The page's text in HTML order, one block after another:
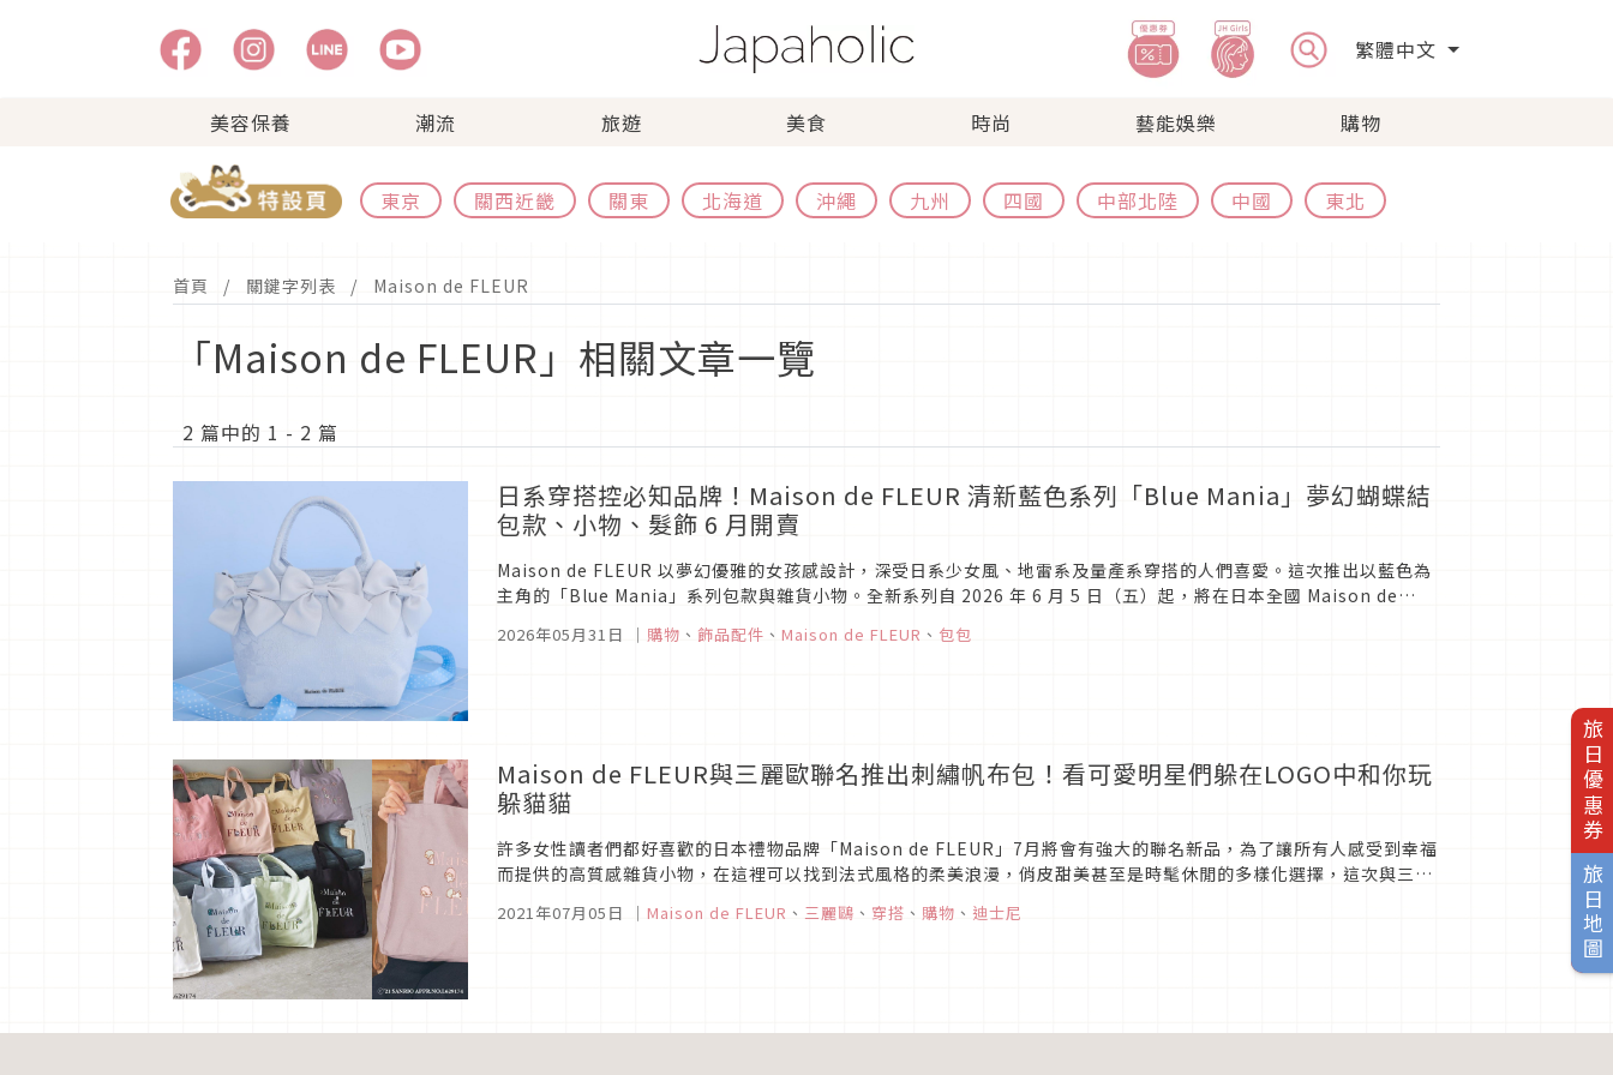
繁體中文
美容保養 潮流 旅遊 美食 時尚 藝能娛樂 購物
東京 關西近畿 關東 北海道 沖繩 九州 四國 中部北陸 中國 東北
旅日優惠券
旅日地圖
首頁 關鍵字列表 Maison de FLEUR
「Maison de FLEUR」相關文章一覽
2 篇中的 1 - 2 篇
日系穿搭控必知品牌！Maison de FLEUR 清新藍色系列「Blue Mania」夢幻蝴蝶結
包款、小物、髮飾 6 月開賣
Maison de FLEUR 以夢幻優雅的女孩感設計，深受日系少女風、地雷系及量產系穿搭的人們喜愛。這次推出以藍色為
主角的「Blue Mania」系列包款與雜貨小物。全新系列自 2026 年 6 月 5 日（五）起，將在日本全國 Maison de
2026年05月31日 ｜ 購物 、 飾品配件 、 Maison de FLEUR 、 包包
Maison de FLEUR與三麗歐聯名推出刺繡帆布包！看可愛明星們躲在LOGO中和你玩
躲貓貓
許多女性讀者們都好喜歡的日本禮物品牌「Maison de FLEUR」7月將會有強大的聯名新品，為了讓所有人感受到幸福
而提供的高質感雜貨小物，在這裡可以找到法式風格的柔美浪漫，俏皮甜美甚至是時髦休閒的多樣化選擇，這次與三麗
2021年07月05日 ｜ Maison de FLEUR 、 三麗鷗 、 穿搭 、 購物 、 迪士尼